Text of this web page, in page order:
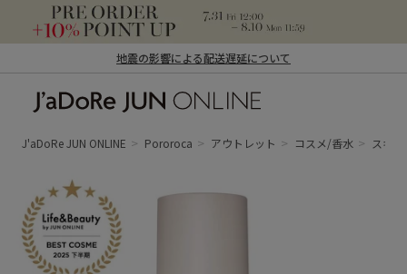
地震の影響による配送遅延について
ン オンライン）
J'aDoRe JUN ONLINE Pororoca アウトレット コスメ/香水 スキ